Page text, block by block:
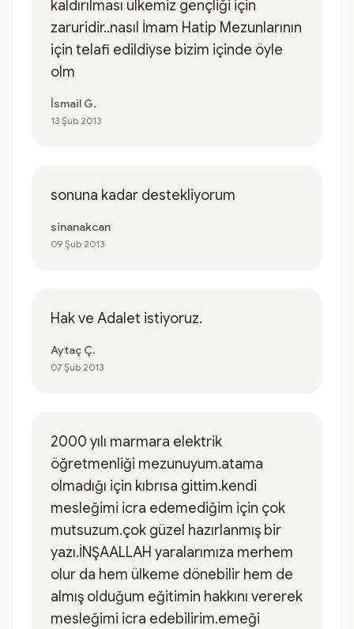
kaldırılması ülkemiz gençliği için
zaruridir..nasıl İmam Hatip Mezunlarının
için telafi edildiyse bizim içinde öyle
olm
İsmail G.
13 Şub 2013
sonuna kadar destekliyorum
sinanakcan
09 Şub 2013
Hak ve Adalet istiyoruz.
Aytaç Ç.
07 Şub 2013
2000 yılı marmara elektrik
öğretmenliği mezunuyum.atama
olmadığı için kıbrısa gittim.kendi
mesleğimi icra edemediğim için çok
mutsuzum.çok güzel hazırlanmış bir
yazı.İNŞAALLAH yaralarımıza merhem
olur da hem ülkeme dönebilir hem de
almış olduğum eğitimin hakkını vererek
mesleğimi icra edebilirim.emeği